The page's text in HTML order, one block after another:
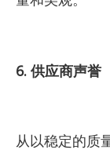
6. 供应商声誉
从以稳定的质